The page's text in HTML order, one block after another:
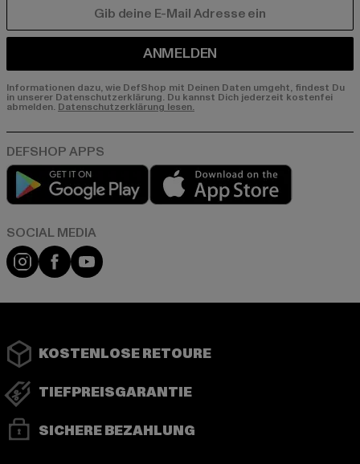
ANMELDEN
Informationen dazu, wie DefShop mit Deinen Daten umgeht, findest Du
in unserer Datenschutzerklärung. Du kannst Dich jederzeit kostenfei
abmelden. Datenschutzerklärung lesen.
Play market
Instagram
FacebookYouTube
KOSTENLOSE RETOURE
TIEFPREISGARANTIE
SICHERE BEZAHLUNG